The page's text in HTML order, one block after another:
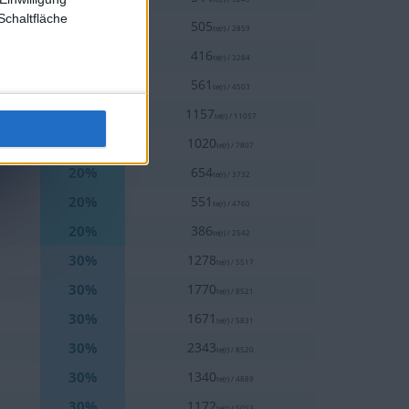
505te(r) / 2859
416te(r) / 3284
561 te(r) / 4503
20% 1157te(r) / 11057
20% 1020te(r) / 7807
20% 654te(r) / 3732
20% 551 te(r) / 4760
20% 386te(r) / 2542
30% 1278te(r) / 5517
30% 1770te(r) / 8521
30% 1671 te(r) / 5831
30% 2343te(r) / 8520
30% 1340te(r) / 4889